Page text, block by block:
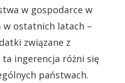
w gospodarce w
w ostatnich latach –
związane z
ta ingerencja różni się
państwach.